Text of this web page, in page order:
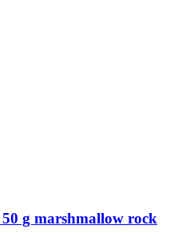
g marshmallow rock